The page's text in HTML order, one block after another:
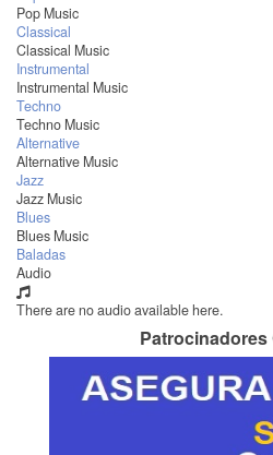
Pop Music
Classical
Classical Music
Instrumental
Instrumental Music
Techno
Techno Music
Alternative
Alternative Music
Jazz
Jazz Music
Blues
Blues Music
Baladas
Audio
There are no audio available here.
Patrocinadores